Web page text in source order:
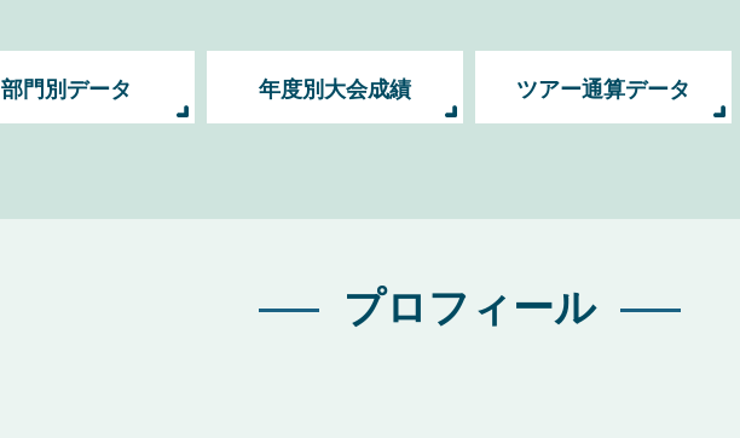
部門別データ 年度別大会成績 ツアー通算データ
プロフィール